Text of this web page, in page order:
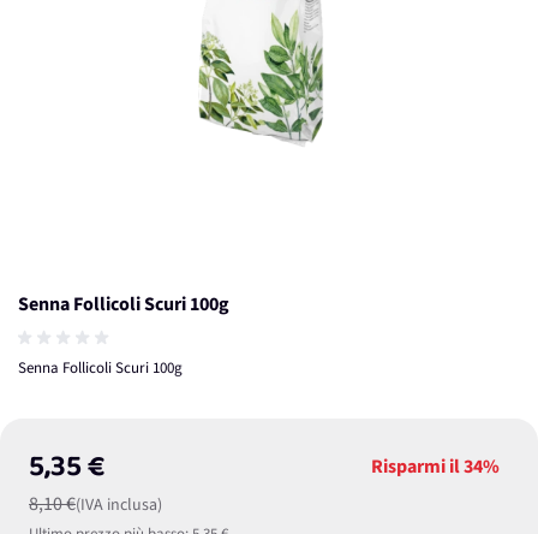
Senna Follicoli Scuri 100g
Senna Follicoli Scuri 100g
5,35 €
8,10 €(IVA inclusa)
Risparmi il34%